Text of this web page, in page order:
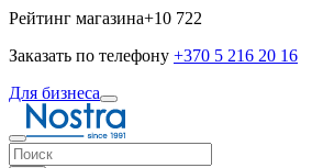
Рейтинг магазина+10 722
Заказать по телефону +370 5 216 20 16
Для бизнеса